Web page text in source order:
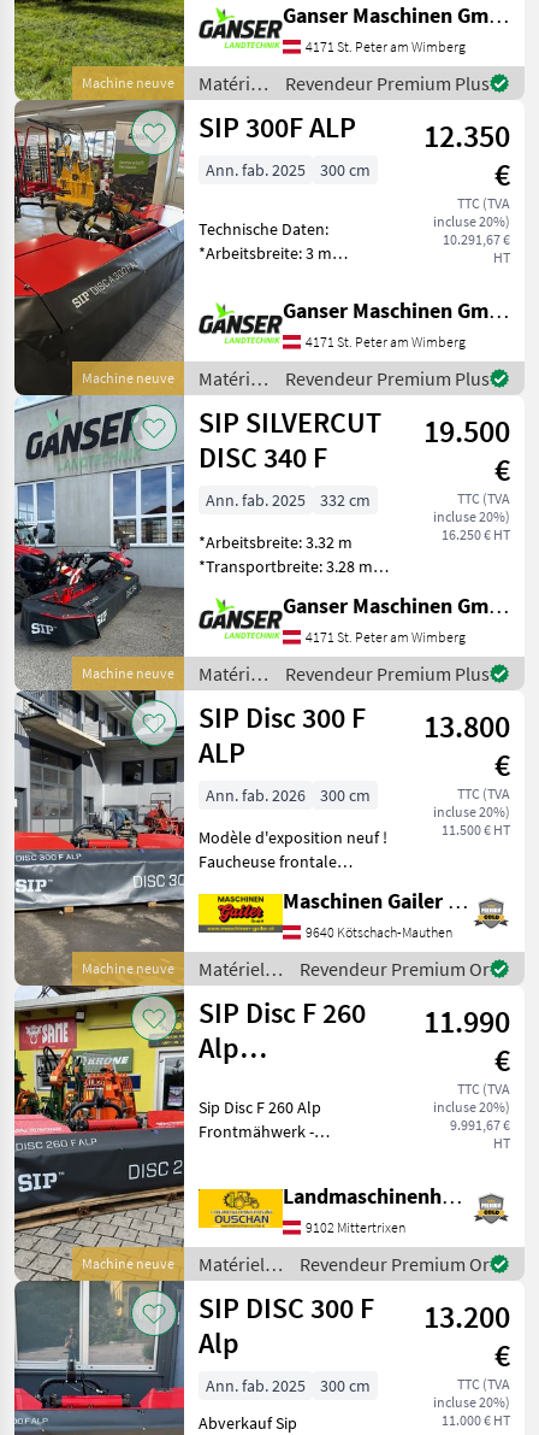
Machine neuve
Eingangsgelenkwelle mit
Rutsch- und
Freilaufkupplung
*Entlastung
Hydropneumatisch
*Anfahrsicherung CSS
Ganser Maschinen GmbH
4171 St. Peter am Wimberg
Matériels
de
fenaison
Revendeur Premium Plus
Machine neuve
SIP 300F ALP
12.350
€
TTC (TVA
incluse 20%)
10.291,67 €
HT
Ann. fab. 2025 300 cm
Technische Daten:
*Arbeitsbreite: 3 m
*Messeranzahl: 14
*Scheibendrehrichtung: zur
Mitte *Gewicht: 495 kg
*Erforderliche
Traktorleistung:
Ganser Maschinen GmbH
4171 St. Peter am Wimberg
Matériels
de
fenaison
/ SIP
Revendeur Premium Plus
Machine neuve
SIP SILVERCUT
DISC 340 F
19.500
€
TTC (TVA
incluse 20%)
16.250 € HT
Ann. fab. 2025
332 cm
*Arbeitsbreite: 3.32 m
*Transportbreite: 3.28 m
*Messeranzahl: 16 *Gewicht
S-FLOW: 973 kg
*Klingenwechselsystem Die
S-FLOW-Anhängung ba
Ganser Maschinen GmbH
4171 St. Peter am Wimberg
Matériels
de
fenaison
/ SIP
Revendeur Premium Plus
Machine neuve
SIP Disc 300 F
ALP
13.800
€
TTC (TVA
incluse 20%)
11.500 € HT
Ann. fab. 2026
300 cm
Modèle d'exposition neuf !
Faucheuse frontale
travail de 3, 00 m, équipée
de série de : - Attelage
avant cat. 1/2 - Nombreuses
possibilités
Maschinen Gailer GmbH
9640 Kötschach-Mauthen
Matériels
de
fenaison /
SIP
Revendeur Premium Or
Machine neuve
SIP Disc F 260
Alp
11.990
€
TTC (TVA
incluse 20%)
9.991,67 €
HT
Sip Disc F 260 Alp
Frontmähwerk -
II - Gelenkwelle -
Klingenschnellwechselsystem
- mech Amfahrsicherung -
Mäh
Landmaschinenhandel Ouschan Anton
9102 Mittertrixen
Matériels
de
fenaison /
SIP
Revendeur Premium Or
SIP DISC 300 F
Alp
13.200
€
TTC (TVA
incluse 20%)
11.000 € HT
Ann. fab. 2025
300 cm
Abverkauf Sip